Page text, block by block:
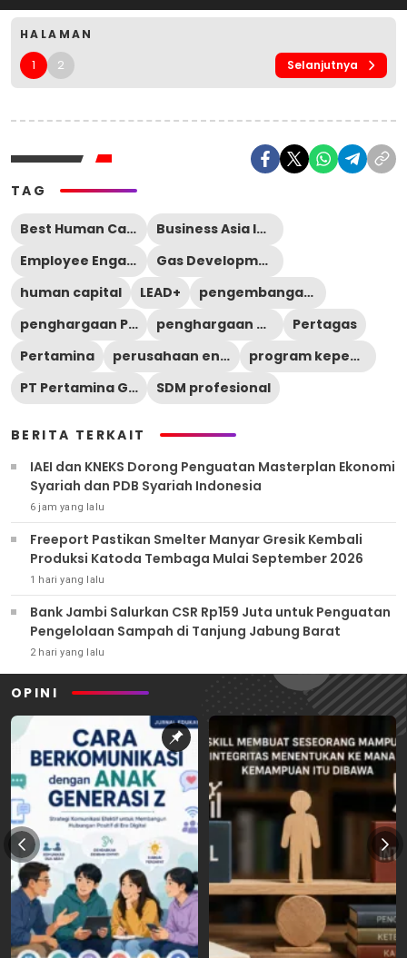
HALAMAN
1 2 Selanjutnya
TAG
Best Human Capital Award 2026
Business Asia Indonesia
Employee Engagement Survey
Gas Development Program
human capital
LEAD+
pengembangan SDM
penghargaan Pertagas
penghargaan perusahaan
Pertagas
Pertamina
perusahaan energi Indonesia
program kepemimpinan Pertagas
PT Pertamina Gas
SDM profesional
BERITA TERKAIT
IAEI dan KNEKS Dorong Penguatan Masterplan Ekonomi
Syariah dan PDB Syariah Indonesia
6 jam yang lalu
Freeport Pastikan Smelter Manyar Gresik Kembali
Produksi Katoda Tembaga Mulai September 2026
1 hari yang lalu
Bank Jambi Salurkan CSR Rp159 Juta untuk Penguatan
Pengelolaan Sampah di Tanjung Jabung Barat
2 hari yang lalu
OPINI